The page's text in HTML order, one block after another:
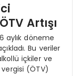
Artışı
aylık döneme
Bu veriler
içkiler ve
(ÖTV)